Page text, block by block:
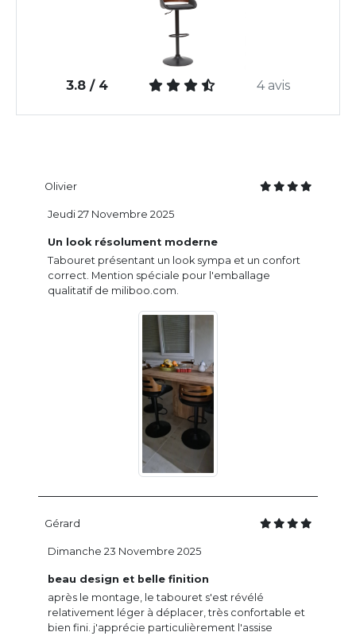
3.8 / 4 4 avis
Olivier
Un look résolument moderne
Tabouret présentant un look sympa et un confort
correct. Mention spéciale pour l'emballage
qualitatif de miliboo.com.
Jeudi 27 Novembre 2025
Gérard
beau design et belle finition
après le montage, le tabouret s'est révélé
relativement léger à déplacer, très confortable et
bien fini. j'apprécie particulièrement l'assise
Dimanche 23 Novembre 2025